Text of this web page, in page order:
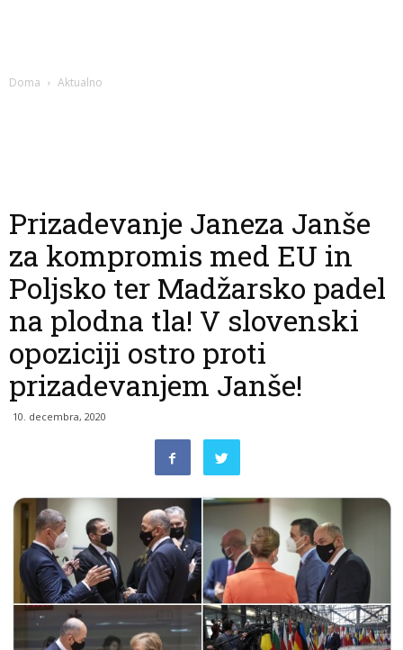
Doma Aktualno
Prizadevanje Janeza Janše
za kompromis med EU in
Poljsko ter Madžarsko padel
na plodna tla! V slovenski
opoziciji ostro proti
prizadevanjem Janše!
10. decembra, 2020